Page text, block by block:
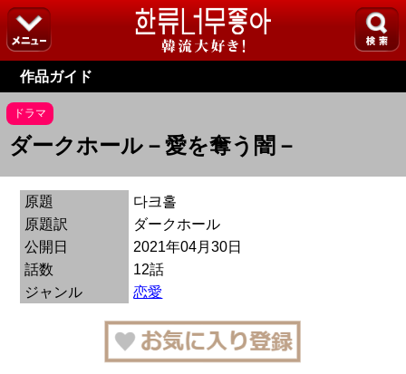
作品ガイド
ドラマ
ダークホール－愛を奪う闇－
原題
다크홀
原題訳
ダークホール
公開日
2021年04月30日
話数
12話
ジャンル
恋愛